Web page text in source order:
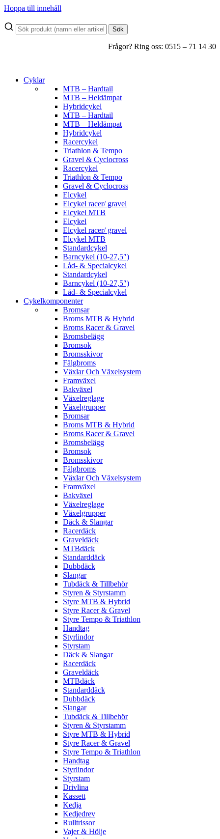
Hoppa till innehåll
Sök
Frågor? Ring oss: 0515 – 71 14 30
Cyklar
MTB – Hardtail
MTB – Heldämpat
Hybridcykel
MTB – Hardtail
MTB – Heldämpat
Hybridcykel
Racercykel
Triathlon & Tempo
Gravel & Cyclocross
Racercykel
Triathlon & Tempo
Gravel & Cyclocross
Elcykel
Elcykel racer/ gravel
Elcykel MTB
Elcykel
Elcykel racer/ gravel
Elcykel MTB
Standardcykel
Barncykel (10-27,5″)
Låd- & Specialcykel
Standardcykel
Barncykel (10-27,5″)
Låd- & Specialcykel
Cykelkomponenter
Bromsar
Broms MTB & Hybrid
Broms Racer & Gravel
Bromsbelägg
Bromsok
Bromsskivor
Fälgbroms
Växlar Och Växelsystem
Framväxel
Bakväxel
Växelreglage
Växelgrupper
Bromsar
Broms MTB & Hybrid
Broms Racer & Gravel
Bromsbelägg
Bromsok
Bromsskivor
Fälgbroms
Växlar Och Växelsystem
Framväxel
Bakväxel
Växelreglage
Växelgrupper
Däck & Slangar
Racerdäck
Graveldäck
MTBdäck
Standarddäck
Dubbdäck
Slangar
Tubdäck & Tillbehör
Styren & Styrstamm
Styre MTB & Hybrid
Styre Racer & Gravel
Styre Tempo & Triathlon
Handtag
Styrlindor
Styrstam
Däck & Slangar
Racerdäck
Graveldäck
MTBdäck
Standarddäck
Dubbdäck
Slangar
Tubdäck & Tillbehör
Styren & Styrstamm
Styre MTB & Hybrid
Styre Racer & Gravel
Styre Tempo & Triathlon
Handtag
Styrlindor
Styrstam
Drivlina
Kassett
Kedja
Kedjedrev
Rulltrissor
Vajer & Hölje